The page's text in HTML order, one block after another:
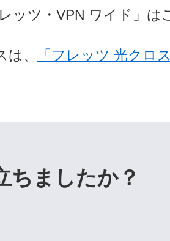
ッツ・VPN ワイド」は
、 「フレッツ 光クロ
ちましたか？